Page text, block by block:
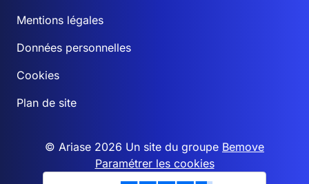
Mentions légales
Données personnelles
Cookies
Plan de site
© Ariase 2026 Un site du groupe Bemove
Paramétrer les cookies